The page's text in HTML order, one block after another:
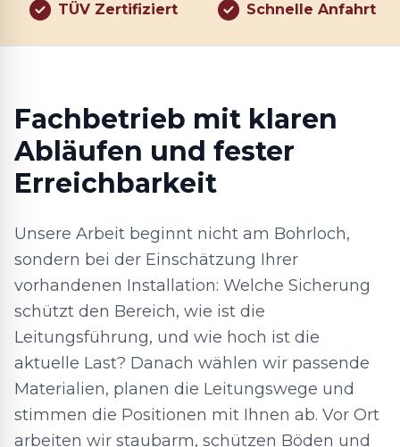
TÜV Zertifiziert Schnelle Anfahrt
Fachbetrieb mit klaren
Abläufen und fester
Erreichbarkeit
Unsere Arbeit beginnt nicht am Bohrloch,
sondern bei der Einschätzung Ihrer
vorhandenen Installation: Welche Sicherung
schützt den Bereich, wie ist die
Leitungsführung, und wie hoch ist die
aktuelle Last? Danach wählen wir passende
Materialien, planen die Leitungswege und
stimmen die Positionen mit Ihnen ab. Vor Ort
arbeiten wir staubarm, schützen Böden und